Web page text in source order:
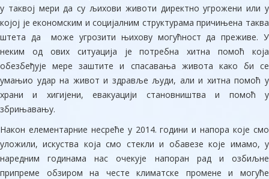
у таквој мери да су љихови животи директно угрожени или у
којој је економским и социјалним структурама причињена таква
штета да може угрозити њихову могућност да преживе. У
неким од ових ситуација је потребна хитна помоћ која
обезбеђује мере заштите и спасавања живота како би се
умањио удар на живот и здравље људи, али и хитна помоћ у
храни и хигијени, евакуацији становништва и помоћ у
збрињавању.
Након елементарние несреће у 2014. години и напора које смо
уложили, искуства која смо стекли и обавезе које имамо, у
наредним годинама нас очекује напоран рад и озбиљне
припреме обзиром на честе климатске промене и могуће